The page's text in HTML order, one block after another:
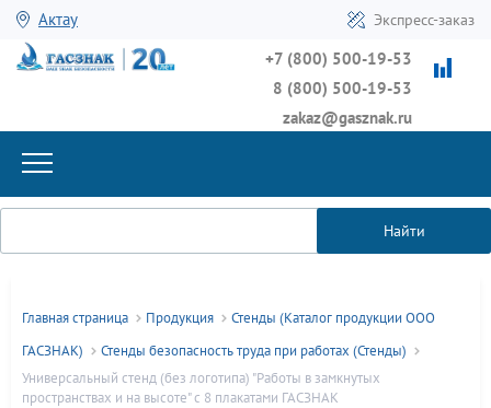
Актау Экспресс-заказ
+7 (800) 500-19-53
8 (800) 500-19-53
zakaz@gasznak.ru
Найти
Главная страница Продукция
Стенды (Каталог продукции ООО
ГАСЗНАК)
Стенды безопасность труда при работах (Стенды)
Универсальный стенд (без логотипа) "Работы в замкнутых
пространствах и на высоте" с 8 плакатами ГАСЗНАК